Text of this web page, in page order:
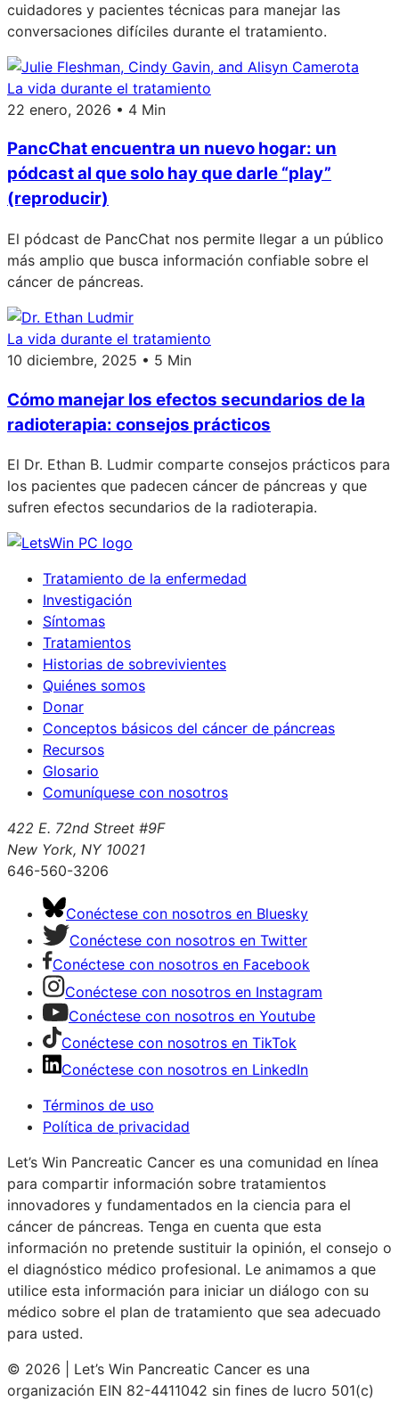
cuidadores y pacientes técnicas para manejar las
conversaciones difíciles durante el tratamiento.
La vida durante el tratamiento
22 enero, 2026 • 4 Min
PancChat encuentra un nuevo hogar: un
pódcast al que solo hay que darle “play”
(reproducir)
El pódcast de PancChat nos permite llegar a un público
más amplio que busca información confiable sobre el
cáncer de páncreas.
La vida durante el tratamiento
10 diciembre, 2025 • 5 Min
Cómo manejar los efectos secundarios de la
radioterapia: consejos prácticos
El Dr. Ethan B. Ludmir comparte consejos prácticos para
los pacientes que padecen cáncer de páncreas y que
sufren efectos secundarios de la radioterapia.
Tratamiento de la enfermedad
Investigación
Síntomas
Tratamientos
Historias de sobrevivientes
Quiénes somos
Donar
Conceptos básicos del cáncer de páncreas
Recursos
Glosario
Comuníquese con nosotros
422 E. 72nd Street #9F
New York, NY 10021
646-560-3206
Conéctese con nosotros en Bluesky
Conéctese con nosotros en Twitter
Conéctese con nosotros en Facebook
Conéctese con nosotros en Instagram
Conéctese con nosotros en Youtube
Conéctese con nosotros en TikTok
Conéctese con nosotros en LinkedIn
Términos de uso
Política de privacidad
Let’s Win Pancreatic Cancer es una comunidad en línea
para compartir información sobre tratamientos
innovadores y fundamentados en la ciencia para el
cáncer de páncreas. Tenga en cuenta que esta
información no pretende sustituir la opinión, el consejo o
el diagnóstico médico profesional. Le animamos a que
utilice esta información para iniciar un diálogo con su
médico sobre el plan de tratamiento que sea adecuado
para usted.
© 2026 | Let’s Win Pancreatic Cancer es una
organización EIN 82-4411042 sin fines de lucro 501(c)